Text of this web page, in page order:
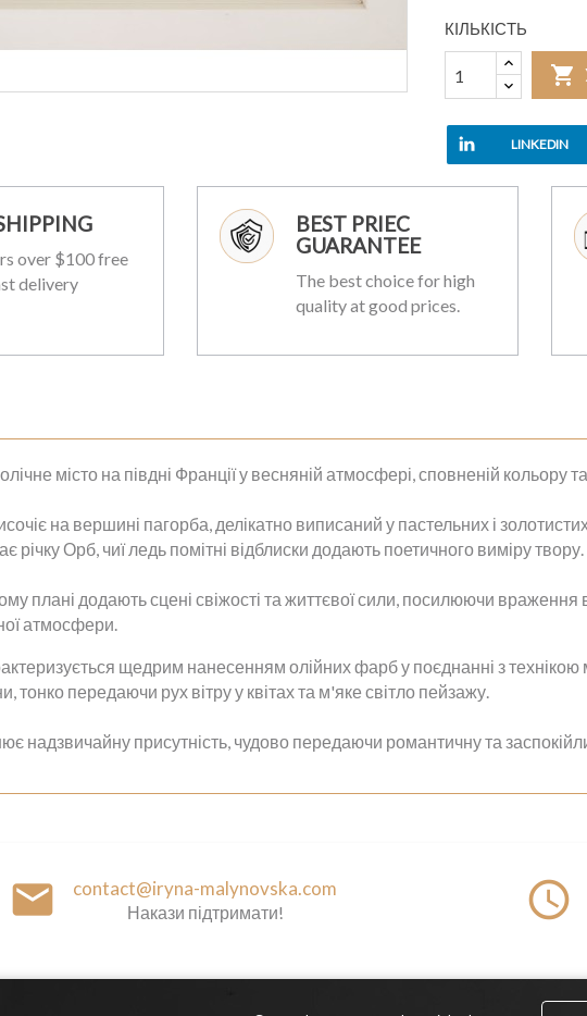
КІЛЬКІСТЬ

LINKEDIN
over $100 free
delivery
BEST PRIEC
GUARANTEE
The best choice for high
quality at good prices.
місто на півдні Франції у весняній атмосфері, сповненій кольору
на вершині пагорба, делікатно виписаний у пастельних і
річку Орб, чиї ледь помітні відблиски додають поетичного виміру твору.
плані додають сцені свіжості та життєвої сили, посилюючи
атмосфери.
щедрим нанесенням олійних фарб у поєднанні з технікою
передаючи рух вітру у квітах та м'яке світло пейзажу.
присутність, чудово передаючи романтичну та
email contact@iryna-malynovska.com
Накази підтримати! access_time